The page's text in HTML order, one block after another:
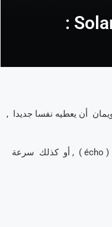
, لوك تويمان أن يعطيه نفسا جديدا ,
يمكنكم حتّى المضيّ بعيدا في اللّعبة , من خلال زيادة المؤثّرات الصّوتيّة الخفيضة ( basses ) , رجع الصّدى ( écho ) , أو كذلك سرعة